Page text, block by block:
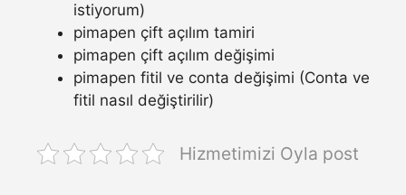
istiyorum)
pimapen çift açılım tamiri
pimapen çift açılım değişimi
pimapen fitil ve conta değişimi (Conta ve
fitil nasıl değiştirilir)
Hizmetimizi Oyla post